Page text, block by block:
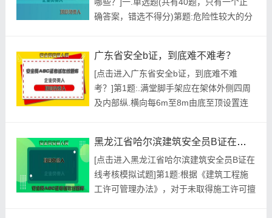
机构设置及专职安全生产管理人员配备办
法》规定，施工...
确答案，错选不得分)第题:危险性较大的分
重大经济损失的分部分项工程。A.重大伤亡
B.群死群伤C.一般伤亡D.重伤事故正确答
案:查看最佳答案更多最新建筑行业考试题
库--青海...
广东省安全b证，到底难不难考？
[点击进入广东省安全b证，到底难不难
考？]第1题:.满堂脚手架应在架体外侧四周
及内部纵.横向每6m至8m由底至顶设置连
和调查处理条列》，下列符合重大事故情形
的有()。A.造成3人以上10人以下死亡B.造
成10人以上30人以下死亡C.造成10人以上
5...
黑龙江省哈尔滨建筑安全员B证在线考核模拟试题
[点击进入黑龙江省哈尔滨建筑安全员B证在
线考核模拟试题]第1题:根据《建筑工程施
工许可管理办法》，对于未取得施工许可擅